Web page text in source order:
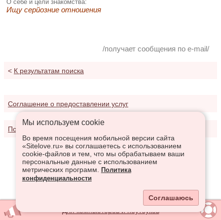
О себе и цели знакомства:
Ищу серйозние отношения
/получает сообщения по e-mail/
< К результатам поиска
Соглашение о предоставлении услуг
Политика конфиденциальности
Мы используем сookie
Во время посещения мобильной версии сайта
«Sitelove.ru» вы соглашаетесь с использованием
cookie-файлов и тем, что мы обрабатываем ваши
персональные данные с использованием
метрических программ.
Политика
конфиденциальности
Соглашаюсь
Для компьютеров и ноутбуков